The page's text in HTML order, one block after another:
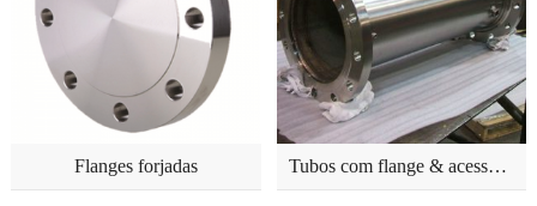
Flanges forjadas Tubos com flange & acessórios